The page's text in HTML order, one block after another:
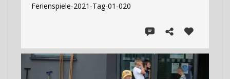
Ferienspiele-2021-Tag-01-020